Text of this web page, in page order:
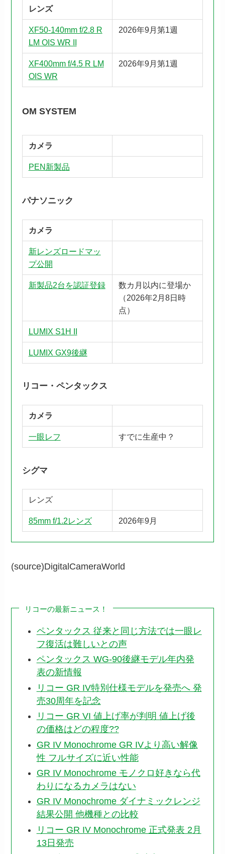
レンズ
XF50-140mm f/2.8 R
LM OIS WR II
2026年9月第1週
XF400mm f/4.5 R LM
OIS WR
2026年9月第1週
OM SYSTEM
カメラ
PEN新製品
パナソニック
カメラ
新レンズロードマッ
プ公開
新製品2台を認証登録
数カ月以内に登場か
（2026年2月8日時
点）
LUMIX S1H II
LUMIX GX9後継
リコー・ペンタックス
カメラ
一眼レフ すでに生産中？
シグマ
レンズ
85mm f/1.2レンズ 2026年9月
(source)DigitalCameraWorld
リコーの最新ニュース！
ペンタックス 従来と同じ方法では一眼レ
フ復活は難しいとの声
ペンタックス WG-90後継モデル年内発
表の新情報
リコー GR IV特別仕様モデルを発売へ 発
売30周年を記念
リコー GR VI 値上げ率が判明 値上げ後
の価格はどの程度??
GR IV Monochrome GR IVより高い解像
性 フルサイズに近い性能
GR IV Monochrome モノクロ好きなら代
わりになるカメラはない
GR IV Monochrome ダイナミックレンジ
結果公開 他機種との比較
リコー GR IV Monochrome 正式発表 2月
13日発売